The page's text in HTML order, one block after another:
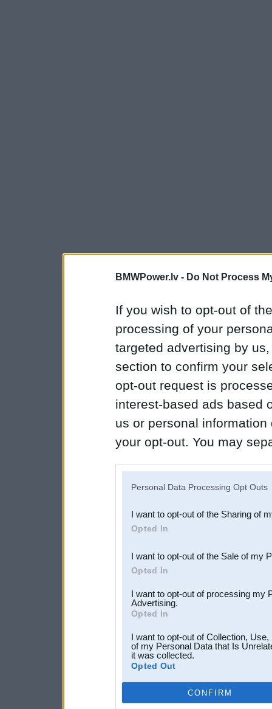
BMWPower.lv - Do Not Process
If you wish to opt-out of
processing of your
targeted advertising by
section to confirm your
opt-out request is
interest-based ads based
us or personal
your opt-out. You may
Downstream Participants
third parties.
Personal Data Processing Opt Outs
I want to opt-out of the Sharing of
Opted In
I want to opt-out of the Sale of my
Opted In
I want to opt-out of processing my
Advertising.
Opted In
I want to opt-out of Collection,
of my Personal Data that Is
it was collected.
Opted Out
CONFIRM